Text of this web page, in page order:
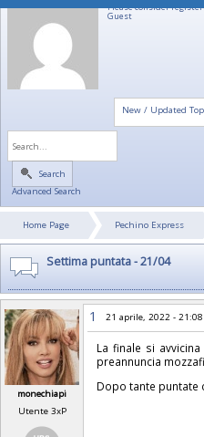
Please consider
Guest
New / Updated
Search
Advanced Search
Home Page Pechino Express
Settima puntata - 21/04
monechiapi
Utente 3xP
1 21 aprile, 2022 - 21:08
La finale si
preannuncia
Dopo tante puntate